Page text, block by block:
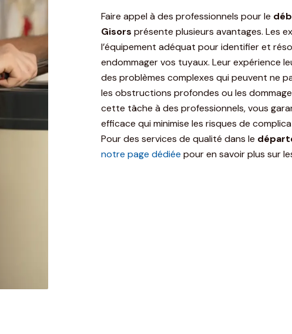
Faire appel à des professionnels pour le
Gisors présente plusieurs avantages. Les
l’équipement adéquat pour identifier et
endommager vos tuyaux. Leur expérience
des problèmes complexes qui peuvent ne
les obstructions profondes ou les
cette tâche à des professionnels, vous
efficace qui minimise les risques de
Pour des services de qualité dans le
notre page dédiée pour en savoir plus sur